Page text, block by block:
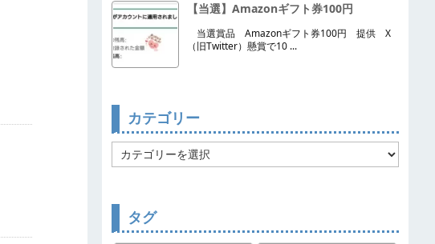
【当選】Amazonギフト券100円
当選賞品 Amazonギフト券100円 提供 X
（旧Twitter）懸賞で10 ...
カテゴリー
カ
テ
タグ